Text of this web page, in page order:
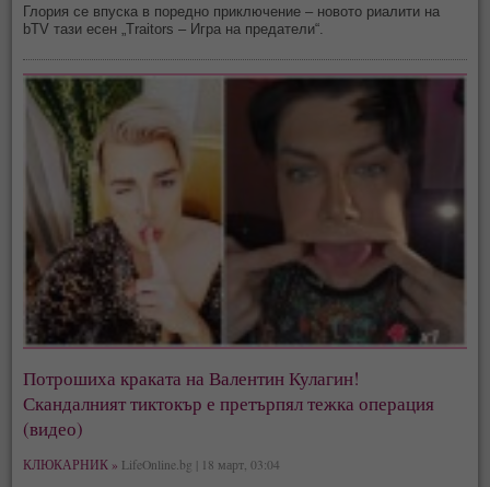
Глория се впуска в поредно приключение – новото риалити на
bTV тази есен „Traitors – Игра на предатели“.
Потрошиха краката на Валентин Кулагин!
Скандалният тиктокър е претърпял тежка операция
(видео)
КЛЮКАРНИК » LifeOnline.bg | 18 март, 03:04